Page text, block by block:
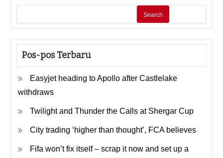
Search
Pos-pos Terbaru
Easyjet heading to Apollo after Castlelake
withdraws
Twilight and Thunder the Calls at Shergar Cup
City trading ‘higher than thought’, FCA believes
Fifa won’t fix itself – scrap it now and set up a